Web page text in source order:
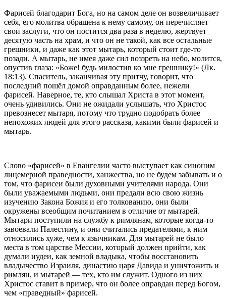
Фарисей благодарит Бога, но на самом деле он возвеличивает
себя, его молитва обращена к нему самому, он перечисляет
свои заслуги, что он постится два раза в неделю, жертвует
десятую часть на храм, и что он не такой, как все остальные
грешники, и даже как этот мытарь, который стоит где-то
позади. А мытарь, не имея даже сил воззреть на небо, молится,
опустив глаза: «Боже! будь милостив ко мне грешнику!» (Лк.
18:13). Спаситель, заканчивая эту притчу, говорит, что
последний пошёл домой оправданным более, нежели
фарисей. Наверное, те, кто слышал Христа в этот момент,
очень удивились. Они не ожидали услышать, что Христос
превознесет мытаря, потому что трудно подобрать более
непохожих людей для этого рассказа, какими были фарисей и
мытарь.
Слово «фарисей» в Евангелии часто выступает как синоним
лицемерной праведности, ханжества, но не будем забывать и о
том, что фарисеи были духовными учителями народа. Они
были уважаемыми людьми, они предали всю свою жизнь
изучению Закона Божия и его толкованию, они были
окружены всеобщим почитанием в отличие от мытарей.
Мытари поступили на службу к римлянам, которые когда-то
завоевали Палестину, и они считались предателями, к ним
относились хуже, чем к язычникам. Для мытарей не было
места в том царстве Мессии, который должен прийти, как
думали иудеи, как земной владыка, чтобы восстановить
владычество Израиля, династию царя Давида и уничтожить и
римлян, и мытарей — тех, кто им служит. Одного из них
Христос ставит в пример, что он более оправдан перед Богом,
чем «праведный» фарисей.